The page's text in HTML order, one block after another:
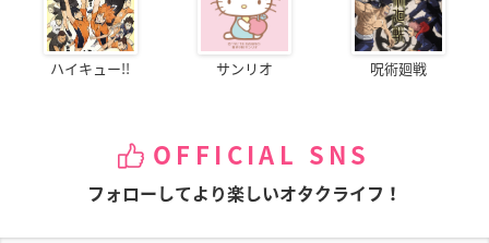
ハイキュー!! サンリオ 呪術廻戦
OFFICIAL SNS
フォローしてより楽しいオタクライフ！